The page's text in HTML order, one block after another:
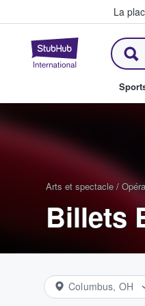
La
Arts et spectacle /
Billets
Columbus, OH